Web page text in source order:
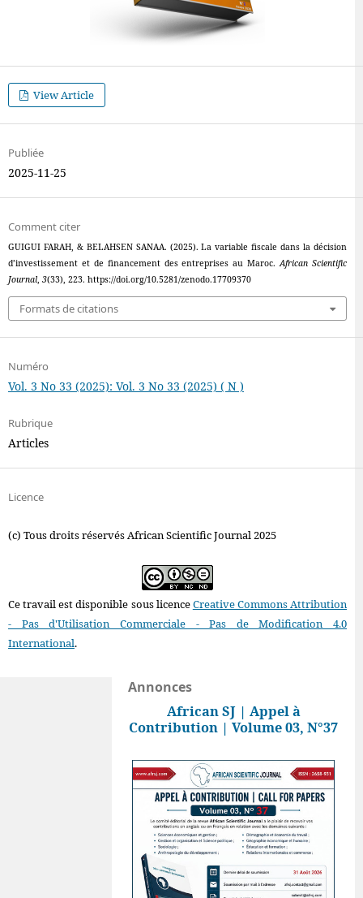
View Article
Publiée
2025-11-25
Comment citer
GUIGUI FARAH, & BELAHSEN SANAA. (2025). La variable fiscale dans la décision
d’investissement et de financement des entreprises au Maroc.African Scientific
Journal, 3(33), 223. https://doi.org/10.5281/zenodo.17709370
Formats de citations
Numéro
Vol. 3 No 33 (2025): Vol. 3 No 33 (2025) ( N )
Rubrique
Articles
Licence
(c) Tous droits réservés African Scientific Journal 2025
Ce travail est disponible sous licenceCreative Commons Attribution
- Pas d'Utilisation Commerciale - Pas de Modification 4.0
International.
Annonces
African SJ | Appel à
Contribution | Volume 03, N°37